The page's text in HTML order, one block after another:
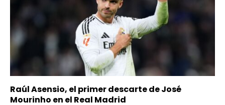
Raúl Asensio, el primer descarte de José
Mourinho en el Real Madrid